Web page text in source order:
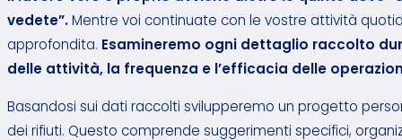
vedete”.Mentre voi continuate con le vostre attività
approfondita. Esamineremo ogni dettaglio raccolto
delle attività, la frequenza e l’efficacia delle
Basandosi sui dati raccolti svilupperemo un progetto
dei rifiuti. Questo comprende suggerimenti specifici,